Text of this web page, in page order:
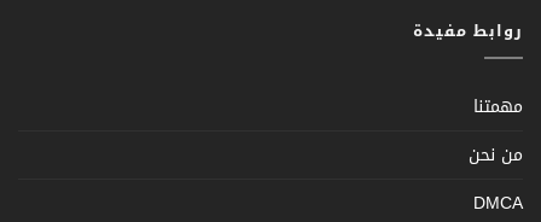
روابط مفيدة
مهمتنا
من نحن
DMCA